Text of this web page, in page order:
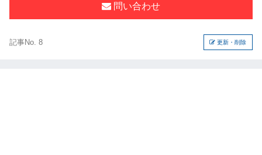
問い合わせ
記事No. 8 更新・削除